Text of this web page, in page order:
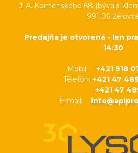
J. A. Komenského 68 (bývalá
991 06
Predajňa je otvorená - len
14:30
Mobil: +421 918
Telefón: +421 47
+421 47 489
E-mail: